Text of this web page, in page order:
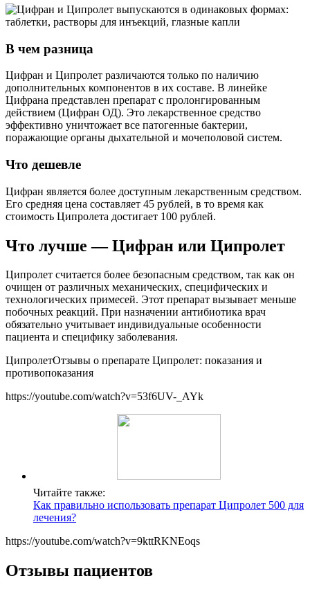
В чем разница
Цифран и Ципролет различаются только по наличию
дополнительных компонентов в их составе. В линейке
Цифрана представлен препарат с пролонгированным
действием (Цифран ОД). Это лекарственное средство
эффективно уничтожает все патогенные бактерии,
поражающие органы дыхательной и мочеполовой систем.
Что дешевле
Цифран является более доступным лекарственным средством.
Его средняя цена составляет 45 рублей, в то время как
стоимость Ципролета достигает 100 рублей.
Что лучше — Цифран или Ципролет
Ципролет считается более безопасным средством, так как он
очищен от различных механических, специфических и
технологических примесей. Этот препарат вызывает меньше
побочных реакций. При назначении антибиотика врач
обязательно учитывает индивидуальные особенности
пациента и специфику заболевания.
ЦипролетОтзывы о препарате Ципролет: показания и
противопоказания
https://youtube.com/watch?v=53f6UV-_AYk
Читайте также:
Как правильно использовать препарат Ципролет 500 для
лечения?
https://youtube.com/watch?v=9kttRKNEoqs
Отзывы пациентов